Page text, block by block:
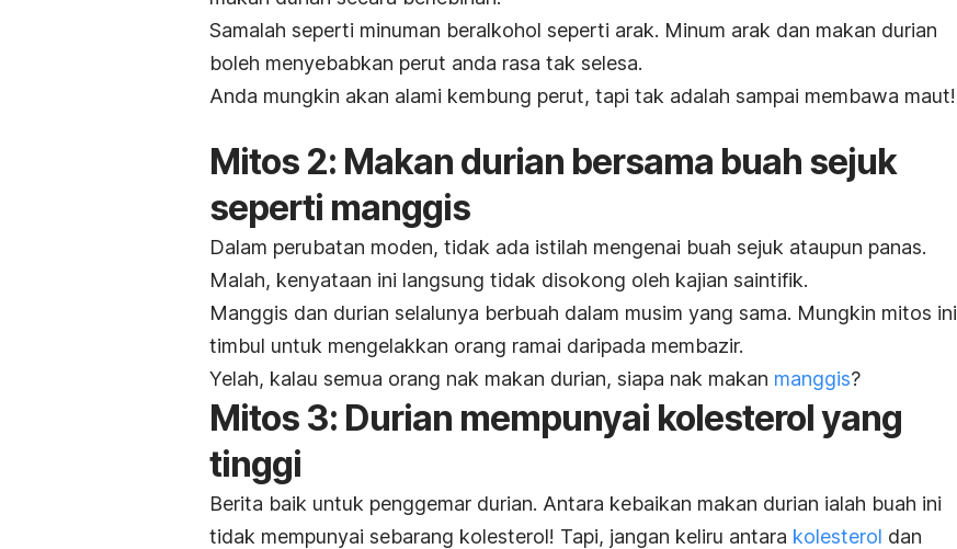
Samalah seperti minuman beralkohol seperti arak. Minum arak dan makan durian
boleh menyebabkan perut anda rasa tak selesa.
Anda mungkin akan alami kembung perut, tapi tak adalah sampai membawa maut!
Mitos 2: Makan durian bersama buah sejuk
seperti manggis
Dalam perubatan moden, tidak ada istilah mengenai buah sejuk ataupun panas.
Malah, kenyataan ini langsung tidak disokong oleh kajian saintifik.
Manggis dan durian selalunya berbuah dalam musim yang sama. Mungkin mitos ini
timbul untuk mengelakkan orang ramai daripada membazir.
Yelah, kalau semua orang nak makan durian, siapa nak makan manggis?
Mitos 3: Durian mempunyai kolesterol yang
tinggi
Berita baik untuk penggemar durian. Antara kebaikan makan durian ialah buah ini
tidak mempunyai sebarang kolesterol! Tapi, jangan keliru antara kolesterol dan